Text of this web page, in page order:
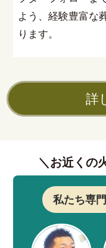
よう、経験豊富な
ります。
詳
＼お近くの
私たち専